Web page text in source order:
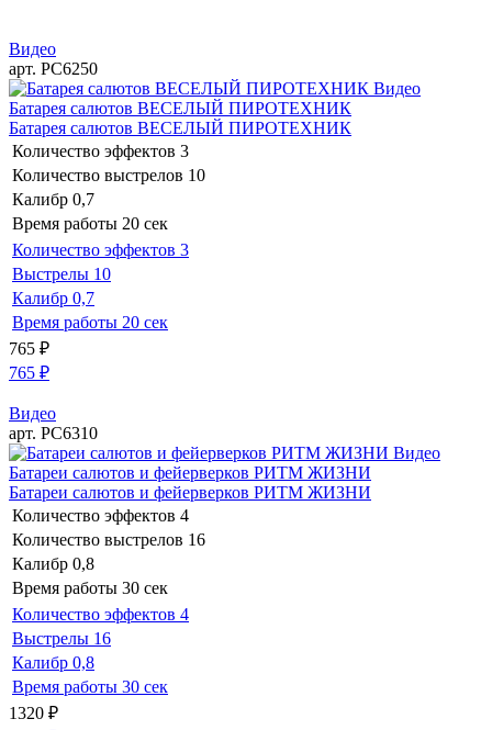
Видео
арт. РС6250
Видео
Батарея салютов ВЕСЕЛЫЙ ПИРОТЕХНИК
Батарея салютов ВЕСЕЛЫЙ ПИРОТЕХНИК
Количество эффектов 3
Количество выстрелов 10
Калибр 0,7
Время работы 20 сек
Количество эффектов 3
Выстрелы 10
Калибр 0,7
Время работы 20 сек
765 ₽
765 ₽
Видео
арт. РС6310
Видео
Батареи салютов и фейерверков РИТМ ЖИЗНИ
Батареи салютов и фейерверков РИТМ ЖИЗНИ
Количество эффектов 4
Количество выстрелов 16
Калибр 0,8
Время работы 30 сек
Количество эффектов 4
Выстрелы 16
Калибр 0,8
Время работы 30 сек
1320 ₽